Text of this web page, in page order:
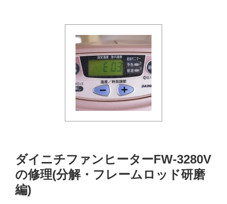
ダイニチファンヒーターFW-3280V
の修理(分解・フレームロッド研磨
編)